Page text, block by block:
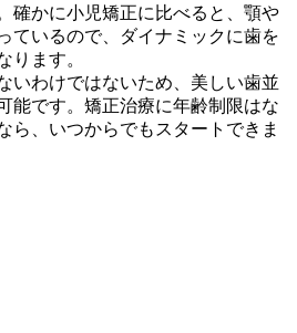
確かに小児矯正に比べると、顎や
ているので、ダイナミックに歯を
ります。
いわけではないため、美しい歯並
能です。矯正治療に年齢制限はな
ら、いつからでもスタートできま